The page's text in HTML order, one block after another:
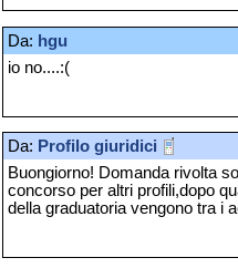
Da: hgu
io no....:(
Da: Profilo giuridici
Buongiorno! Domanda rivolta
concorso per altri profili,dopo
della graduatoria vengono tra i